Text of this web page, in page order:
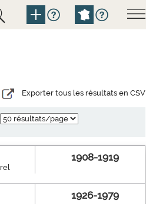
Exporter tous les résultats en CSV
1908-1919
1926-1979